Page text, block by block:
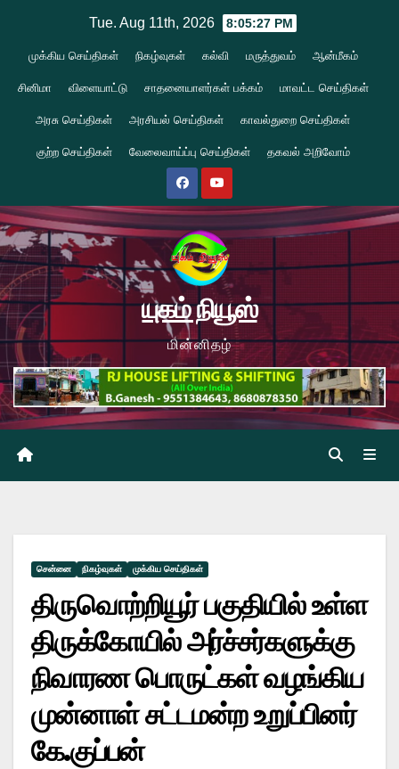
content
Tue. Aug 11th, 2026 8:05:27 PM
முக்கிய செய்திகள் நிகழ்வுகள் கல்வி மருத்துவம் ஆன்மீகம்
சினிமா விளையாட்டு சாதனையாளர்கள் பக்கம் மாவட்ட செய்திகள்
அரசு செய்திகள் அரசியல் செய்திகள் காவல்துறை செய்திகள்
குற்ற செய்திகள் வேலைவாய்ப்பு செய்திகள் தகவல் அறிவோம்
யுகம் நியூஸ்
மின்னிதழ்
சென்னை நிகழ்வுகள் முக்கிய செய்திகள்
திருவொற்றியூர் பகுதியில் உள்ள
திருக்கோயில் அர்ச்சர்களுக்கு
நிவாரண பொருட்கள் வழங்கிய
முன்னாள் சட்டமன்ற உறுப்பினர்
கே.குப்பன்